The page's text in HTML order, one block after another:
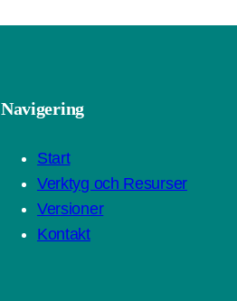
Navigering
Start
Verktyg och Resurser
Versioner
Kontakt